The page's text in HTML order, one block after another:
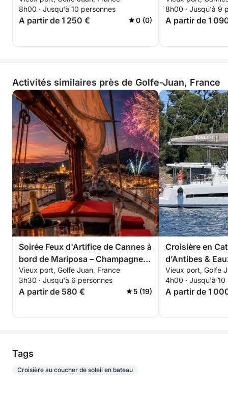
8h00 · Jusqu'à 10 personnes
A partir de 1 250 € 0 (0)
8h00 · Jusqu'à 9
A partir de 1
Activités similaires près de Golfe-Juan, France
Soirée Feux d'Artifice de Cannes à
bord de Mariposa – Champagne
offert. Seulement 6 soirées dans
l'été: 4, 14, 22 juillet 4, 15, 24 août
Vieux port, Golfe Juan, France
3h30 · Jusqu'à 6 personnes
A partir de 580 € 5 (19)
Croisière en
d’Antibes &
Côte d’Azur
Vieux port, Golfe
4h00 · Jusqu'à 10
A partir de 1
Tags
Croisière au coucher de soleil en bateau